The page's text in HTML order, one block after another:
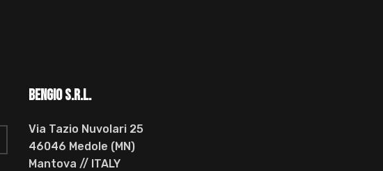
BENGIO s.r.l.
Via Tazio Nuvolari 25
46046 Medole (MN)
Mantova // ITALY